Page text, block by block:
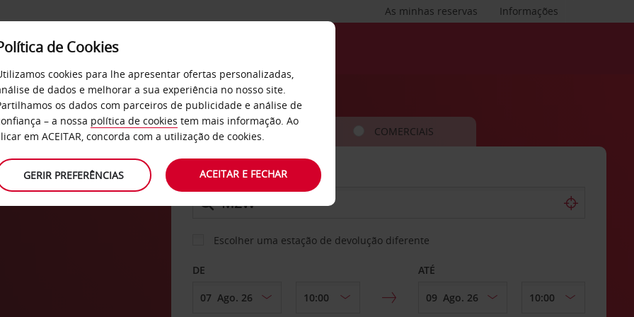
Informações
As minhas reservas
SERVIÇOS EMPRESAS
CARRO COMERCIAIS
LEVANTAR EM
Escolher uma estação de devolução diferente
DE ATÉ
de Cookies
cookies para lhe apresentar ofertas personalizadas,
de dados e melhorar a sua experiência no nosso site.
os dados com parceiros de publicidade e análise de
– a nossa política de cookies tem mais informação. Ao
em ACEITAR, concorda com a utilização de cookies.
GERIR PREFERÊNCIAS ACEITAR E FECHAR